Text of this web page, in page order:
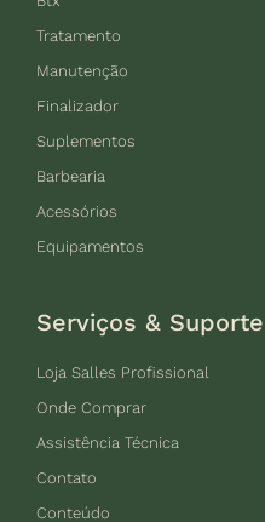
Tratamento
Manutenção
Finalizador
Suplementos
Barbearia
Acessórios
Equipamentos
Serviços & Suporte
Loja Salles Profissional
Onde Comprar
Assistência Técnica
Contato
Conteúdo